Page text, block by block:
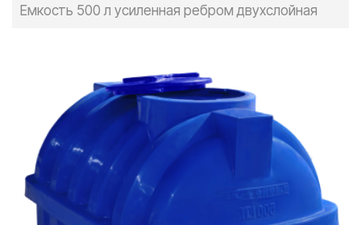
Емкость 500 л усиленная ребром двухслойная